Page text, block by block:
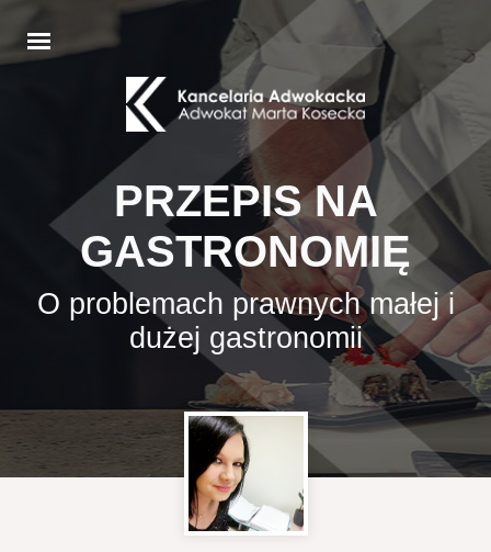
PRZEPIS NA
GASTRONOMIĘ
O problemach prawnych małej i
dużej gastronomii